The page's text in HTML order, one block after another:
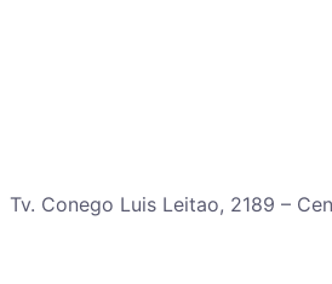
Tv. Conego Luis Leitao, 2189 –